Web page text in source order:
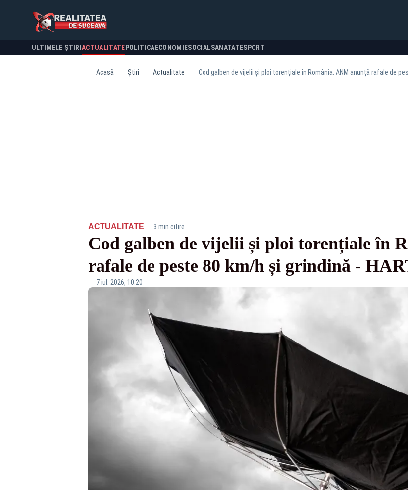
ULTIMELE ȘTIRI ACTUALITATE POLITICA ECONOMIESOCIALSANATATESPORT
Acasă Știri Actualitate Cod galben de vijelii și ploi torențiale în România. ANM anunță rafale de
ACTUALITATE· 3 min citire
Cod galben de vijelii și ploi torențiale în
rafale de peste 80 km/h și grindină -
7 iul. 2026, 10:20